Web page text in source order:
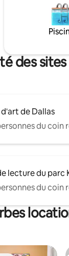
du Globe Life
Center et du
Idéal pour les
les
escapade
des
d'art de Dallas
du
lecture du parc
du